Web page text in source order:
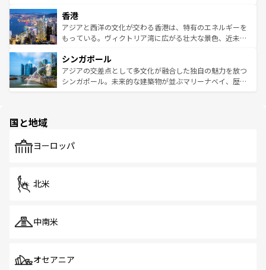
とつ。フォーやバインミー、ベトナムコーヒーなどは、ぜ
ひ現地で味わいたい。どの地域を訪れてもあたたかい人々
が旅行者を迎えてくれるので、きっと忘れられない旅にな
参照してほしい。
の活気が交差している。北部ではチェンマイなどの山岳地
帯で自然と触れ合い、南部ではプーケットやクラビの美し
いビーチでリゾート気分を楽しむことができる。タイ料理
激する。気候は一年中温暖で、どの季節にも異なる楽しみ
が待っている。親しみやすいタイの人々、仏教を中心とし
た文化、そして多様な観光資源が、訪れる旅人を魅了し続
香港
アジアと西洋の文化が交わる香港は、特有のエネルギーを
もっている。ヴィクトリア湾に広がる壮大な景色、近未来
み、どこを訪れても感動するはず。観光スポットが密集し
ており、効率よく見どころを回れるのも魅力。息をのむよ
うな絶景から文化的な体験まで、香港を存分に楽しみ尽く
シンガポール
アジアの交差点として多文化が融合した独自の魅力を放つ
シンガポール。未来的な建築物が並ぶマリーナベイ、歴史
で、ホーカーズは地元の風情を楽しめる外せないスポット
国と地域
ヨーロッパ
北米
中南米
オセアニア